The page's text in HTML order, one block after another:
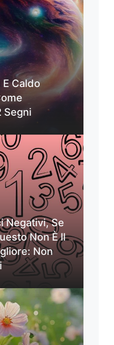
Caldo
Segni
Negativi, Se
Non È Il
Non